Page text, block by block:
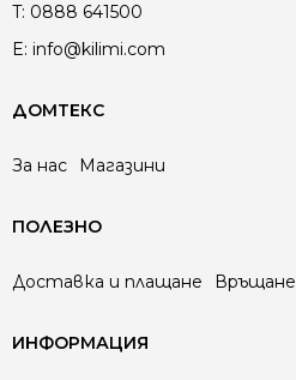
T: 0888 641500
E: info@kilimi.com
ДОМТЕКС
За нас Магазини
ПОЛЕЗНО
Доставка и плащане Връщане
ИНФОРМАЦИЯ